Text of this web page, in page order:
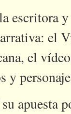
escritora
el
el
y
apuesta